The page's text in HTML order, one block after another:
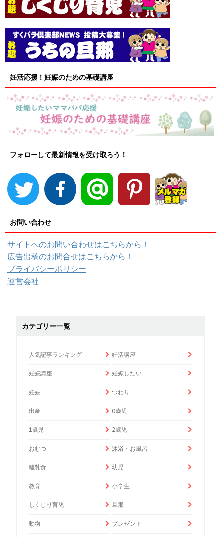
妊活応援！妊娠のための基礎講座
フォローして最新情報を受け取ろう！
お問い合わせ
サイトへのお問い合わせはこちらから！
広告出稿のお問合せはこちらから！
プライバシーポリシー
運営会社
カテゴリー一覧
人気記事ランキング 妊活講座
妊娠講座 妊娠したい
妊娠 つわり
出産 0歳児
1歳児 2歳児
おむつ 沐浴・お風呂
離乳食 幼児
教育 小学生
しくじり育児 旦那
動物 プレゼント